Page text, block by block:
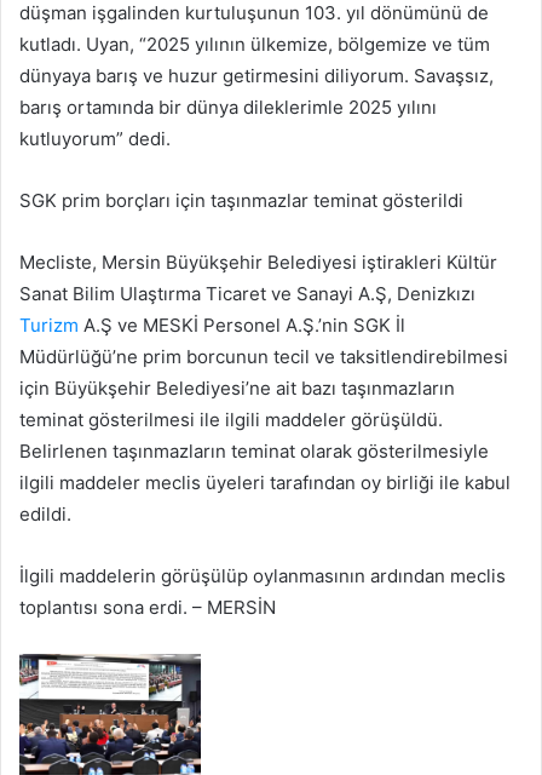
düşman işgalinden kurtuluşunun 103. yıl dönümünü de
kutladı. Uyan, “2025 yılının ülkemize, bölgemize ve tüm
dünyaya barış ve huzur getirmesini diliyorum. Savaşsız,
barış ortamında bir dünya dileklerimle 2025 yılını
kutluyorum” dedi.
SGK prim borçları için taşınmazlar teminat gösterildi
Mecliste, Mersin Büyükşehir Belediyesi iştirakleri Kültür
Sanat Bilim Ulaştırma Ticaret ve Sanayi A.Ş, Denizkızı
Turizm A.Ş ve MESKİ Personel A.Ş.’nin SGK İl
Müdürlüğü’ne prim borcunun tecil ve taksitlendirebilmesi
için Büyükşehir Belediyesi’ne ait bazı taşınmazların
teminat gösterilmesi ile ilgili maddeler görüşüldü.
Belirlenen taşınmazların teminat olarak gösterilmesiyle
ilgili maddeler meclis üyeleri tarafından oy birliği ile kabul
edildi.
İlgili maddelerin görüşülüp oylanmasının ardından meclis
toplantısı sona erdi. – MERSİN